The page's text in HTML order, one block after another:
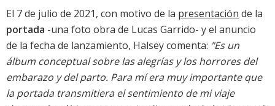
El 7 de julio de 2021, con motivo de la presentación de la
portada -una foto obra de Lucas Garrido- y el anuncio
de la fecha de lanzamiento, Halsey comenta: "Es un
álbum conceptual sobre las alegrías y los horrores del
embarazo y del parto. Para mí era muy importante que
la portada transmitiera el sentimiento de mi viaje